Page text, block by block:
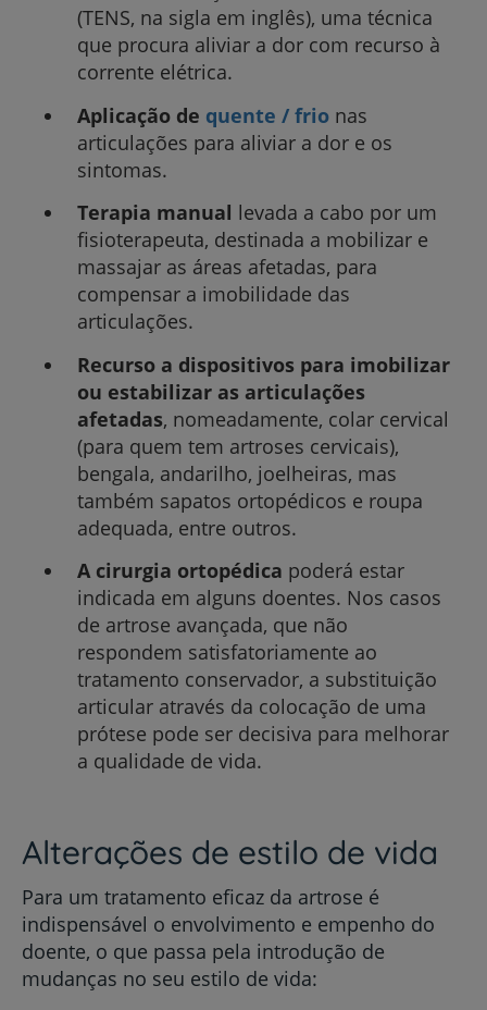
(TENS, na sigla em inglês), uma técnica
que procura aliviar a dor com recurso à
corrente elétrica.
Aplicação de quente / frionas
articulações para aliviar a dor e os
sintomas.
Terapia manual levada a cabo por um
fisioterapeuta, destinada a mobilizar e
massajar as áreas afetadas, para
compensar a imobilidade das
articulações.
Recurso a dispositivos para imobilizar
ou estabilizar as articulações
afetadas, nomeadamente, colar cervical
(para quem tem artroses cervicais),
bengala, andarilho, joelheiras, mas
também sapatos ortopédicos e roupa
adequada, entre outros.
A cirurgia ortopédica poderá estar
indicada em alguns doentes. Nos casos
de artrose avançada, que não
respondem satisfatoriamente ao
tratamento conservador, a substituição
articular através da colocação de uma
prótese pode ser decisiva para melhorar
a qualidade de vida.
Alterações de estilo de vida
Para um tratamento eficaz da artrose é
indispensável o envolvimento e empenho do
doente, o que passa pela introdução de
mudanças no seu estilo de vida: